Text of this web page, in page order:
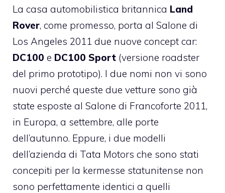
La casa automobilistica britannica Land
Rover, come promesso, porta al Salone di
Los Angeles 2011 due nuove concept car:
DC100 e DC100 Sport (versione roadster
del primo prototipo). I due nomi non vi sono
nuovi perché queste due vetture sono già
state esposte al Salone di Francoforte 2011,
in Europa, a settembre, alle porte
dell’autunno. Eppure, i due modelli
dell’azienda di Tata Motors che sono stati
concepiti per la kermesse statunitense non
sono perfettamente identici a quelli